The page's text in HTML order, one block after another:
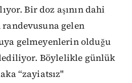
Bir doz aşının dahi
gelen
gelmeyenlerin olduğu
Böylelikle günlük
“zayiatsız"